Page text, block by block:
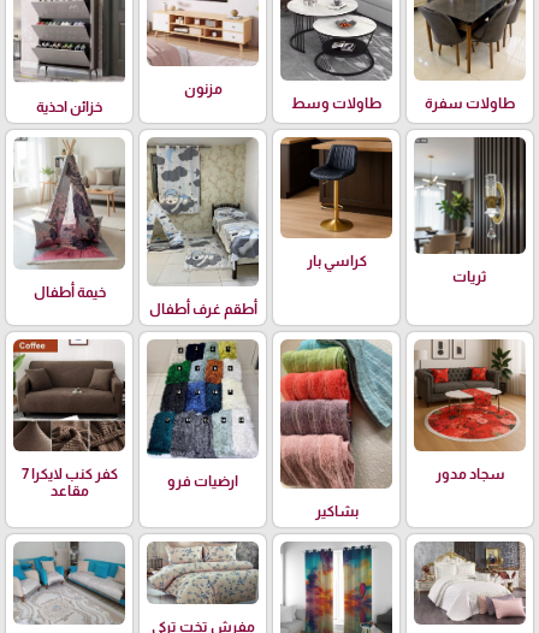
طاولات سفرة طاولات وسط
مزنون
خزائن احذية
ثريات
كراسي بار
أطقم غرف أطفال
خيمة أطفال
سجاد مدور
بشاكير
ارضيات فرو
كفر كنب لايكرا 7
مقاعد
مفرش تخت تركي